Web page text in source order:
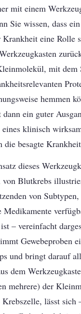
mit einem
Sie wissen, dass
eine Rolle
mit dem
hemmen
ein guter
klinisch
die besagte
dieses
von Blutkrebs
von
Medikamente
– vereinfacht
Gewebeproben
und bringt darauf
dem
mehrere) der
lässt sich